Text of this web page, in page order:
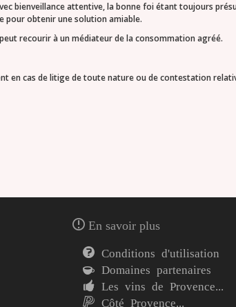
bienveillance attentive, la bonne foi étant toujours
pour obtenir une solution amiable.
recourir à un médiateur de la consommation agréé.
en cas de litige de toute nature ou de contestation
En savoir plus
Conditions d'utilisation
Domaines partenaires
Les vins de Provence...
Côté Provence...